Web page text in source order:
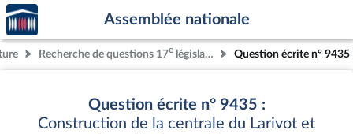
Aller au contenu
Aller en bas de la page
Accèder
à la
page
d'accueil
Assemblée nationale
Recherche de questions 17e législature Question écrite n° 9435
Question écrite n° 9435 :
Construction de la centrale du Larivot et